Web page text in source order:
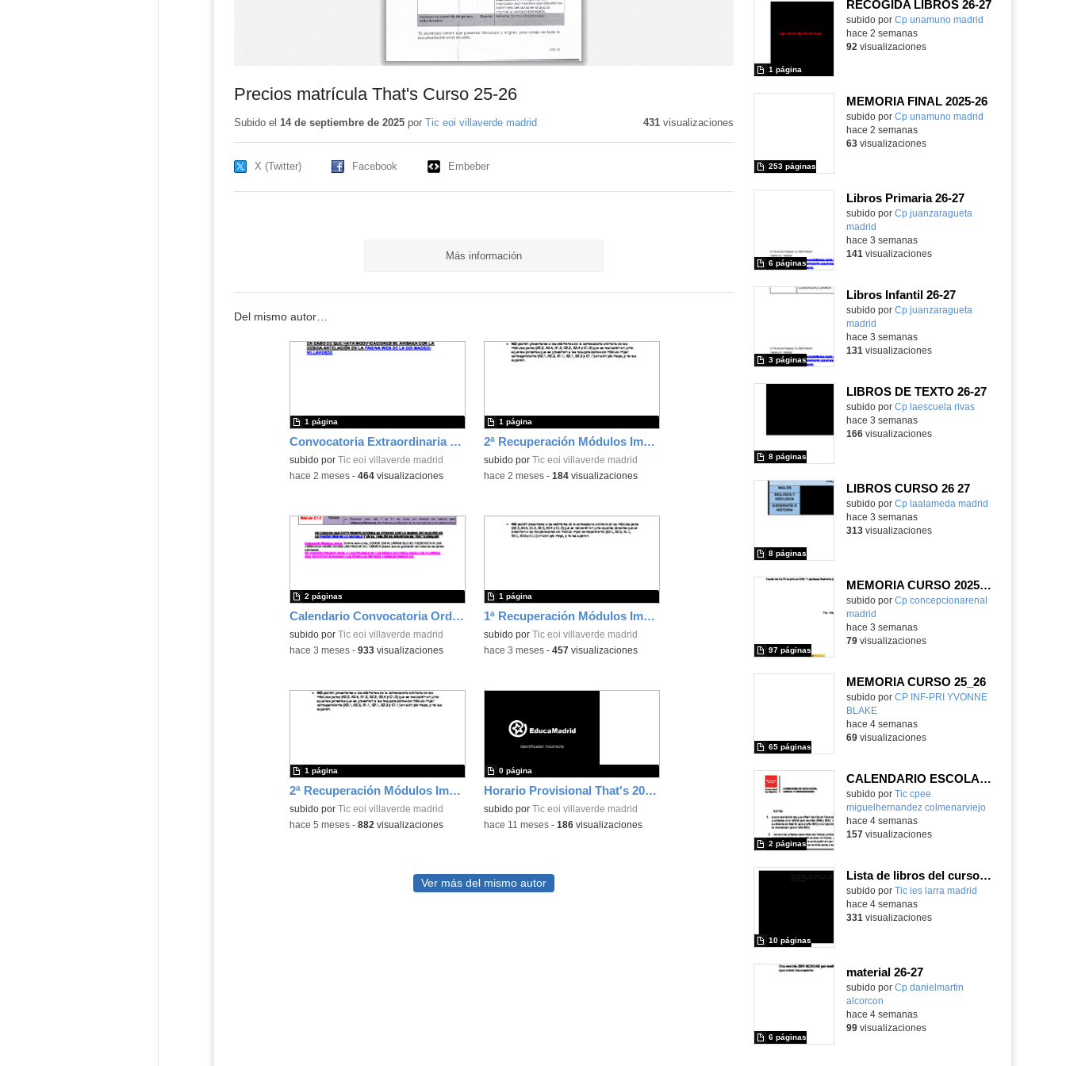
Precios matrícula That's Curso 25-26
Subido el 14 de septiembre de 2025por Tic eoi villaverde madrid 431visualizaciones
X (Twitter) Facebook Embeber
Más información
Del mismo autor…
Convocatoria Extraordinaria Módulos Pares - Junio 2026
subido por Tic eoi villaverde madrid
1 página
-hace 2 meses- 464visualizaciones
2ª Recuperación Módulos Impares
subido por Tic eoi villaverde madrid
1 página
-hace 2 meses- 184visualizaciones
Calendario Convocatoria Ordinaria Módulos Pares
subido por Tic eoi villaverde madrid
2 páginas
-hace 3 meses- 933visualizaciones
1ª Recuperación Módulos Impares Abril 2026
subido por Tic eoi villaverde madrid
1 página
-hace 3 meses- 457visualizaciones
2ª Recuperación Módulos Impares 2026
subido por Tic eoi villaverde madrid
1 página
-hace 5 meses- 882 visualizaciones
Horario Provisional That's 2025-2026
subido por Tic eoi villaverde madrid
0 página
-hace 11 meses- 186visualizaciones
Ver más del mismo autor
RECOGIDA LIBROS 26-27
Contenido educativo.
subido por Cp unamuno madrid
1 página
hace 2 semanas
92 visualizaciones
MEMORIA FINAL 2025-26
Contenido educativo.
subido por Cp unamuno madrid
253 páginas
hace 2 semanas
63visualizaciones
Libros Primaria 26-27
subido por Cp juanzaragueta
madrid
6 páginas
hace 3 semanas
141 visualizaciones
Libros Infantil 26-27
subido por Cp juanzaragueta
madrid
3 páginas
hace 3 semanas
131 visualizaciones
LIBROS DE TEXTO 26-27
subido por Cp laescuela rivas
8 páginas
-
hace 3 semanas
166visualizaciones
LIBROS CURSO 26 27
subido por Cp laalameda madrid
8 páginas
hace 3 semanas
313visualizaciones
MEMORIA CURSO 2025-2026
subido por Cp concepcionarenal
madrid
97 páginas
hace 3 semanas
79visualizaciones
MEMORIA CURSO 25_26
subido por CP INF-PRI YVONNE
BLAKE
65 páginas
-
hace 4 semanas
69visualizaciones
CALENDARIO ESCOLAR CURSO 2026/2027
subido por Tic cpee
miguelhernandez colmenarviejo
2 páginas
-
hace 4 semanas
157visualizaciones
Lista de libros del curso 26-27
subido por Tic ies larra madrid
10 páginas
hace 4 semanas
331 visualizaciones
material 26-27
subido por Cp danielmartin
alcorcon
6 páginas
hace 4 semanas
99visualizaciones